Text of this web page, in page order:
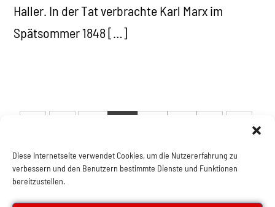
Diese Internetseite verwendet Cookies, um die Nutzererfahrung zu
verbessern und den Benutzern bestimmte Dienste und Funktionen
bereitzustellen.
Haller. In der Tat verbrachte Karl Marx im
Spätsommer 1848 […]